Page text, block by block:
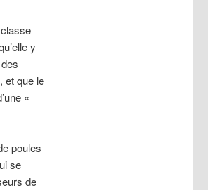
y
et que le
«
poules
se
de